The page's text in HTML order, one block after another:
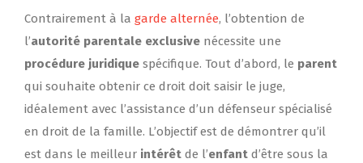
Contrairement à la garde alternée, l’obtention de
l’autorité parentale exclusive nécessite une
procédure juridique spécifique. Tout d’abord, le parent
qui souhaite obtenir ce droit doit saisir le juge,
idéalement avec l’assistance d’un défenseur spécialisé
en droit de la famille. L’objectif est de démontrer qu’il
est dans le meilleur intérêt de l’enfant d’être sous la